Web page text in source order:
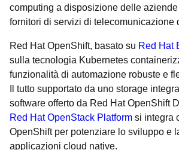
computing a disposizione delle
fornitori di servizi di telecomunicazione
Red Hat OpenShift, basato su Red Hat
sulla tecnologia Kubernetes
funzionalità di automazione robuste e
Il tutto supportato da uno storage
software offerto da Red Hat OpenShift
Red Hat OpenStack Platform si integra
OpenShift per potenziare lo sviluppo e
applicazioni cloud native.